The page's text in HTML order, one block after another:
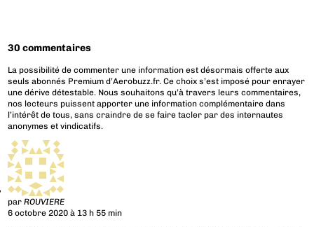
30 commentaires
La possibilité de commenter une information est désormais offerte aux
seuls abonnés Premium d’Aerobuzz.fr. Ce choix s’est imposé pour enrayer
une dérive détestable. Nous souhaitons qu’à travers leurs commentaires,
nos lecteurs puissent apporter une information complémentaire dans
l’intérêt de tous, sans craindre de se faire tacler par des internautes
anonymes et vindicatifs.
parROUVIERE
6 octobre 2020 à 13 h 55 min